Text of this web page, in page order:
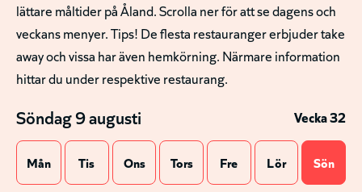
lättare måltider på Åland. Scrolla ner för att se dagens och
veckans menyer. Tips! De flesta restauranger erbjuder take
away och vissa har även hemkörning. Närmare information
hittar du under respektive restaurang.
Söndag 9 augusti Vecka 32
Mån Tis Ons Tors Fre Lör Sön